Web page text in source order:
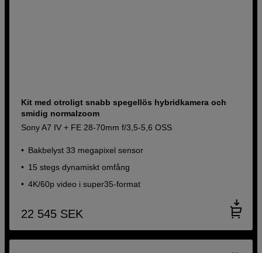
Kit med otroligt snabb spegellös hybridkamera och
smidig normalzoom
Sony A7 IV + FE 28-70mm f/3,5-5,6 OSS
Bakbelyst 33 megapixel sensor
15 stegs dynamiskt omfång
4K/60p video i super35-format
22 545 SEK